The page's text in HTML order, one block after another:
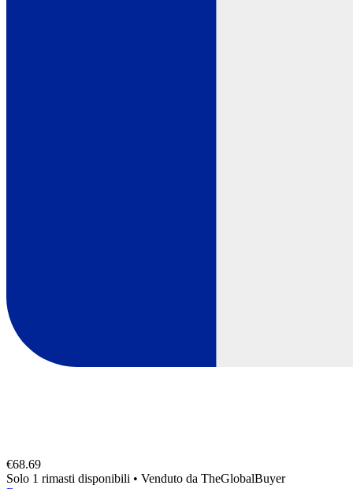
€68.69
Solo 1 rimasti disponibili • Venduto da TheGlobalBuyer